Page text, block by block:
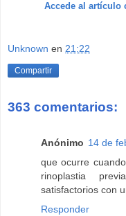
Accede al artículo
Unknown en 21:22
Compartir
363 comentarios:
Anónimo 14 de
que ocurre
rinoplastia
satisfactorios con
Responder